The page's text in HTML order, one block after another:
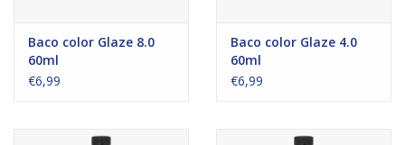
Baco color Glaze 8.0
60ml
€6,99
Baco color Glaze 4.0
60ml
€6,99